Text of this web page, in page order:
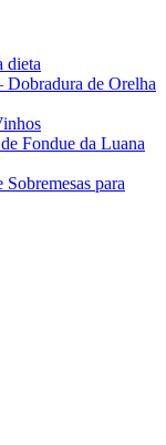
dieta
Dobradura de Orelha
Fondue da Luana
Sobremesas para